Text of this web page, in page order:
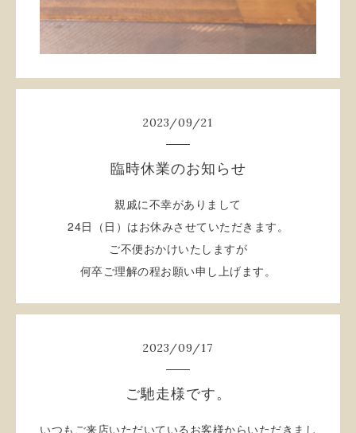
2023/09/21
臨時休業のお知らせ
親戚に不幸がありまして
24日（日）はお休みさせていただきます。
ご不便おかけいたしますが
何卒ご理解の程お願い申し上げます。
2023/09/17
ご馳走様です。
いつもご来店いただいているお客様からいただきまし